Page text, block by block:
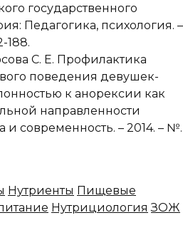
государственного
Педагогика, психология. –
188.
С. Е. Профилактика
поведения девушек-
к анорексии как
направленности
и современность. – 2014. – №.
Нутриенты Пищевые
Нутрициология ЗОЖ